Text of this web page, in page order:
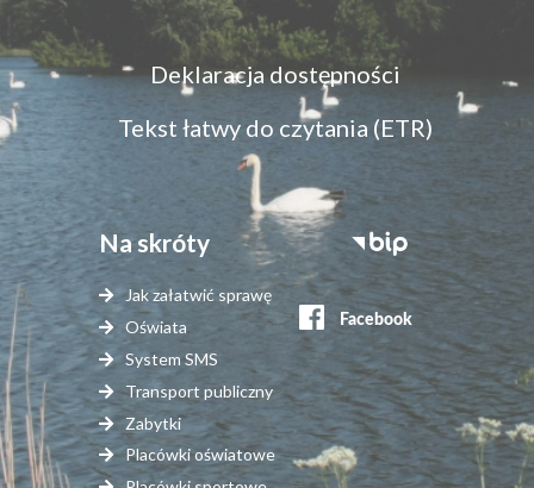
Menu
dostępność
Deklaracja dostępności
Tekst łatwy do czytania (ETR)
Na skróty
Jak załatwić sprawę
Oświata
System SMS
Transport publiczny
Zabytki
Placówki oświatowe
Stopka
serwisy
zewnętrzne